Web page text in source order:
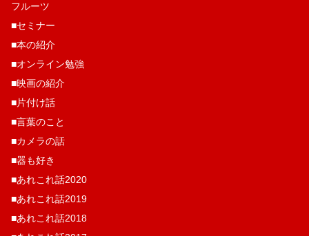
フルーツ
■セミナー
■本の紹介
■オンライン勉強
■映画の紹介
■片付け話
■言葉のこと
■カメラの話
■器も好き
■あれこれ話2020
■あれこれ話2019
■あれこれ話2018